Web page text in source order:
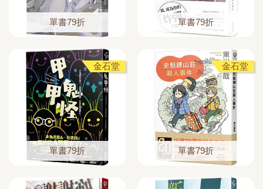
單書79折 單書79折
金石堂
單書79折
金石堂
單書79折